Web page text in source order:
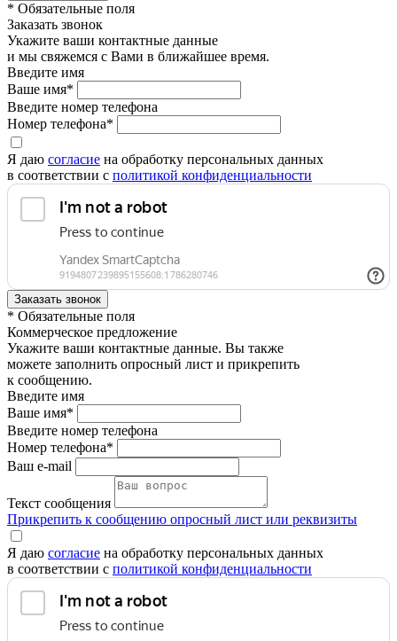
* Обязательные поля
Заказать звонок
Укажите ваши контактные данные
и мы свяжемся с Вами в ближайшее время.
Введите имя
Ваше имя*
Введите номер телефона
Номер телефона*
Я даю согласие на обработку персональных данных
в соответствии с политикой конфиденциальности
* Обязательные поля
Коммерческое предложение
Укажите ваши контактные данные. Вы также
можете заполнить опросный лист и прикрепить
к сообщению.
Введите имя
Ваше имя*
Введите номер телефона
Номер телефона*
Ваш e-mail
Текст сообщения
Прикрепить к сообщению опросный лист или реквизиты
Я даю согласие на обработку персональных данных
в соответствии с политикой конфиденциальности